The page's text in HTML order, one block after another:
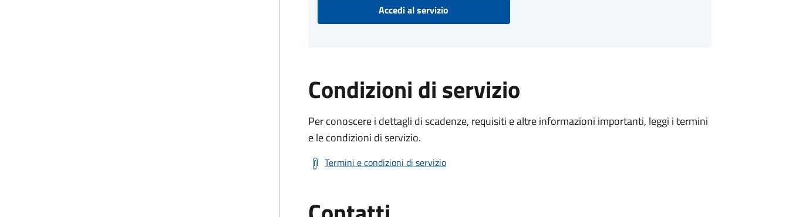
Accedi al servizio
Condizioni di servizio
Per conoscere i dettagli di scadenze, requisiti e altre informazioni importanti, leggi i termini
e le condizioni di servizio.
Termini e condizioni di servizio